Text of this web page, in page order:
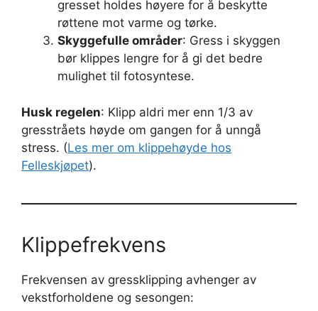
gresset holdes høyere for å beskytte
røttene mot varme og tørke.
Skyggefulle områder: Gress i skyggen
bør klippes lengre for å gi det bedre
mulighet til fotosyntese.
Husk regelen: Klipp aldri mer enn 1/3 av
gresstråets høyde om gangen for å unngå
stress. (Les mer om klippehøyde hos
Felleskjøpet).
Klippefrekvens
Frekvensen av gressklipping avhenger av
vekstforholdene og sesongen: